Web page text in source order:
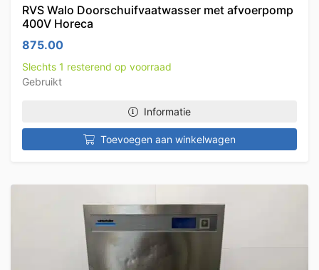
RVS Walo Doorschuifvaatwasser met afvoerpomp
400V Horeca
875.00
Slechts 1 resterend op voorraad
Gebruikt
Informatie
Toevoegen aan winkelwagen